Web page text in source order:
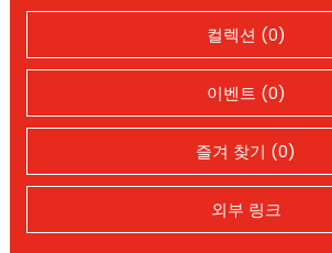
컬렉션 (0)
이벤트 (0)
즐겨 찾기 (0)
외부 링크